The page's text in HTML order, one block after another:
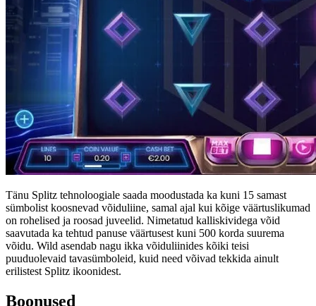
Tänu Splitz tehnoloogiale saada moodustada ka kuni 15 samast
sümbolist koosnevad võiduliine, samal ajal kui kõige väärtuslikumad
on rohelised ja roosad juveelid. Nimetatud kalliskividega võid
saavutada ka tehtud panuse väärtusest kuni 500 korda suurema
võidu. Wild asendab nagu ikka võiduliinides kõiki teisi
puuduolevaid tavasümboleid, kuid need võivad tekkida ainult
erilistest Splitz ikoonidest.
Boonused